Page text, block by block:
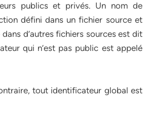
publics et privés. Un nom de
défini dans un fichier source et
d’autres fichiers sources est dit
qui n’est pas public est appelé
tout identificateur global est